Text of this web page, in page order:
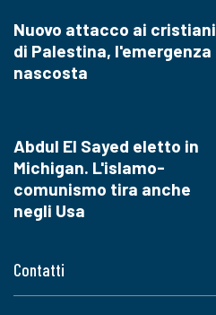
Contatti
Nuovo attacco ai cristiani
di Palestina, l'emergenza
nascosta
Abdul El Sayed eletto in
Michigan. L'islamo-
comunismo tira anche
negli Usa